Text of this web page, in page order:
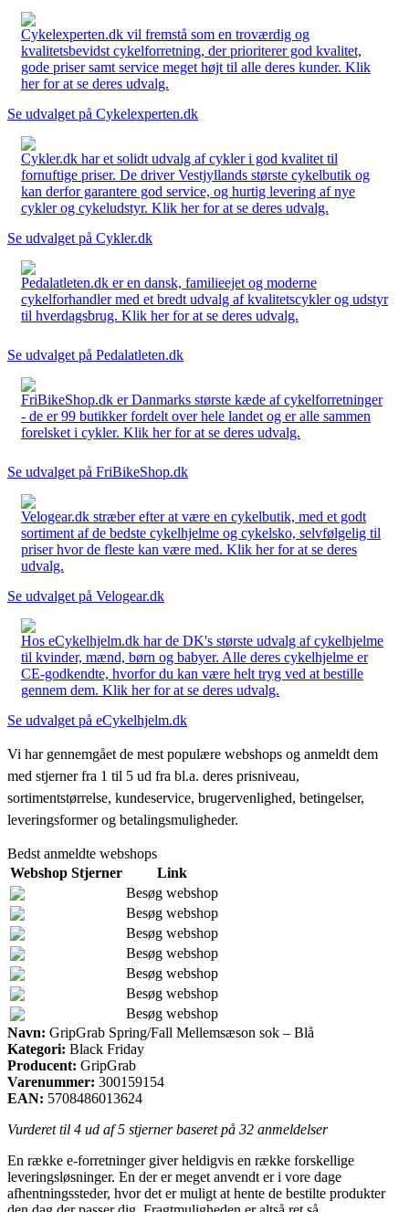
Cykelexperten.dk vil fremstå som en troværdig og
kvalitetsbevidst cykelforretning, der prioriterer god kvalitet,
gode priser samt service meget højt til alle deres kunder. Klik
her for at se deres udvalg.
Se udvalget på Cykelexperten.dk
Cykler.dk har et solidt udvalg af cykler i god kvalitet til
fornuftige priser. De driver Vestjyllands største cykelbutik og
kan derfor garantere god service, og hurtig levering af nye
cykler og cykeludstyr. Klik her for at se deres udvalg.
Se udvalget på Cykler.dk
Pedalatleten.dk er en dansk, familieejet og moderne
cykelforhandler med et bredt udvalg af kvalitetscykler og udstyr
til hverdagsbrug. Klik her for at se deres udvalg.
Se udvalget på Pedalatleten.dk
FriBikeShop.dk er Danmarks største kæde af cykelforretninger
- de er 99 butikker fordelt over hele landet og er alle sammen
forelsket i cykler. Klik her for at se deres udvalg.
Se udvalget på FriBikeShop.dk
Velogear.dk stræber efter at være en cykelbutik, med et godt
sortiment af de bedste cykelhjelme og cykelsko, selvfølgelig til
priser hvor de fleste kan være med. Klik her for at se deres
udvalg.
Se udvalget på Velogear.dk
Hos eCykelhjelm.dk har de DK's største udvalg af cykelhjelme
til kvinder, mænd, børn og babyer. Alle deres cykelhjelme er
CE-godkendte, hvorfor du kan være helt tryg ved at bestille
gennem dem. Klik her for at se deres udvalg.
Se udvalget på eCykelhjelm.dk
Vi har gennemgået de mest populære webshops og anmeldt dem
med stjerner fra 1 til 5 ud fra bl.a. deres prisniveau,
sortimentstørrelse, kundeservice, brugervenlighed, betingelser,
leveringsformer og betalingsmuligheder.
Bedst anmeldte webshops
Webshop Stjerner
Link
Besøg webshop
Besøg webshop
Besøg webshop
Besøg webshop
Besøg webshop
Besøg webshop
Besøg webshop
Navn: GripGrab Spring/Fall Mellemsæson sok – Blå
Kategori: Black Friday
Producent: GripGrab
Varenummer: 300159154
EAN: 5708486013624
Vurderet til 4 ud af 5 stjerner baseret på 32 anmeldelser
En række e-forretninger giver heldigvis en række forskellige
leveringsløsninger. En der er meget anvendt er i vore dage
afhentningssteder, hvor det er muligt at hente de bestilte produkter